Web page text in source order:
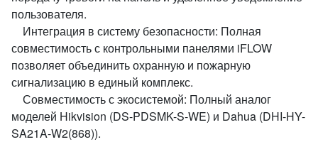
пользователя.
Интеграция в систему безопасности: Полная
совместимость с контрольными панелями iFLOW
позволяет объединить охранную и пожарную
сигнализацию в единый комплекс.
Совместимость с экосистемой: Полный аналог
моделей Hikvision (DS-PDSMK-S-WE) и Dahua (DHI-HY-
SA21A-W2(868)).